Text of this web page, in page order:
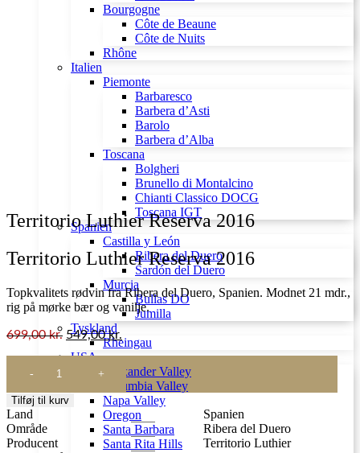
Bourgogne
Côte de Beaune
Côte de Nuits
Rhône
Italien
Piemonte
Barbaresco
Barbera d’Asti
Barolo
Barbera d’Alba
Toscana
Bolgheri
Brunello di Montalcino
Chianti Classico DOCG
Toscana IGT
Spanien
Castilla y León
Ribera del Duero
Sardón del Duero
Murcia
Bullas DO
Jumilla
Tyskland
Rheingau
USA
Alexander Valley
Columbia Valley
Napa Valley
Oregon
Santa Barbara
Santa Rita Hills
Territorio Luthier Reserva 2016
Territorio Luthier Reserva 2016
Topkvalitets rødvin fra Ribera del Duero, Spanien. Modnet 21 mdr.,
rig på mørke bær og vanilje.
699,00kr. 549,00kr.
Luthier
Reserva
2016
antal
Tilføj til kurv
Land
Spanien
Område
Ribera del Duero
Producent
Territorio Luthier